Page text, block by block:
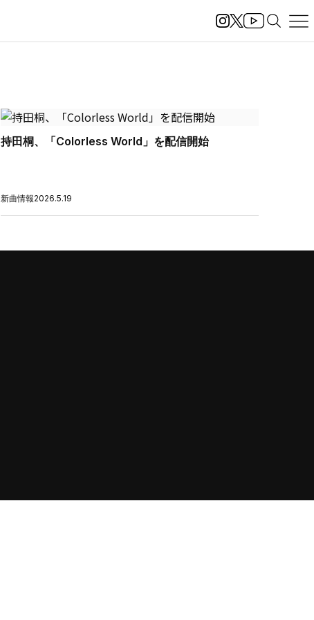
持田桐、「Colorless World」を配信開始
新曲情報2026.5.19